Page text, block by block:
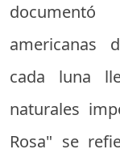
americanas
cada luna
naturales
Rosa" se